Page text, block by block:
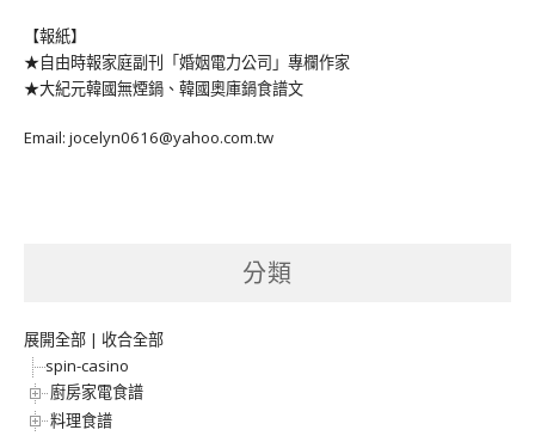
【報紙】
★自由時報家庭副刊「婚姻電力公司」專欄作家
★大紀元韓國無煙鍋、韓國奧庫鍋食譜文
Email: jocelyn0616@yahoo.com.tw
分類
展開全部 | 收合全部
spin-casino
廚房家電食譜
料理食譜